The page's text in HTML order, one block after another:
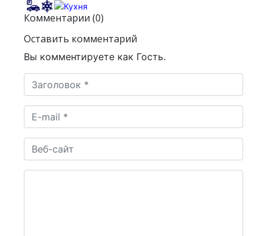
Комментарии (0)
Оставить комментарий
Вы комментируете как Гость.